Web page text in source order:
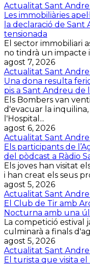
Actualitat Sant
Les immobiliàries
la declaració de
tensionada
El sector immobiliari
no tindrà un impacte
agost 7, 2026
Actualitat Sant
Una dona resulta
pis a Sant Andreu de
Els Bombers van
d'evacuar la
l'Hospital...
agost 6, 2026
Actualitat Sant
Els participants de
del pòdcast a Ràdio
Els joves han visitat
i han creat els seus
agost 5, 2026
Actualitat Sant
El Club de Tir amb
Nocturna amb una
La competició estival
culminarà a finals
agost 5, 2026
Actualitat Sant
El turista que visita